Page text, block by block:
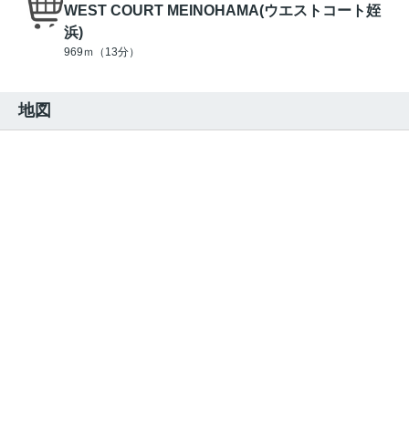
WEST COURT MEINOHAMA(ウエストコート姪
浜)
969ｍ（13分）
地図